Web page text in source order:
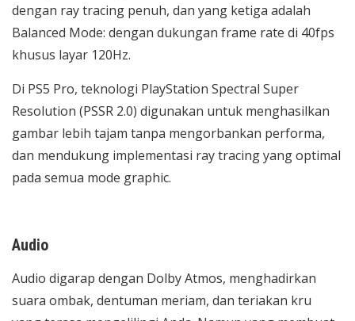
dengan ray tracing penuh, dan yang ketiga adalah
Balanced Mode: dengan dukungan frame rate di 40fps
khusus layar 120Hz.
Di PS5 Pro, teknologi PlayStation Spectral Super
Resolution (PSSR 2.0) digunakan untuk menghasilkan
gambar lebih tajam tanpa mengorbankan performa,
dan mendukung implementasi ray tracing yang optimal
pada semua mode graphic.
Audio
Audio digarap dengan Dolby Atmos, menghadirkan
suara ombak, dentuman meriam, dan teriakan kru